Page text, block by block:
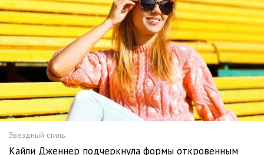
Звездный стиль.
Кайли Дженнер подчеркнула формы откровенным